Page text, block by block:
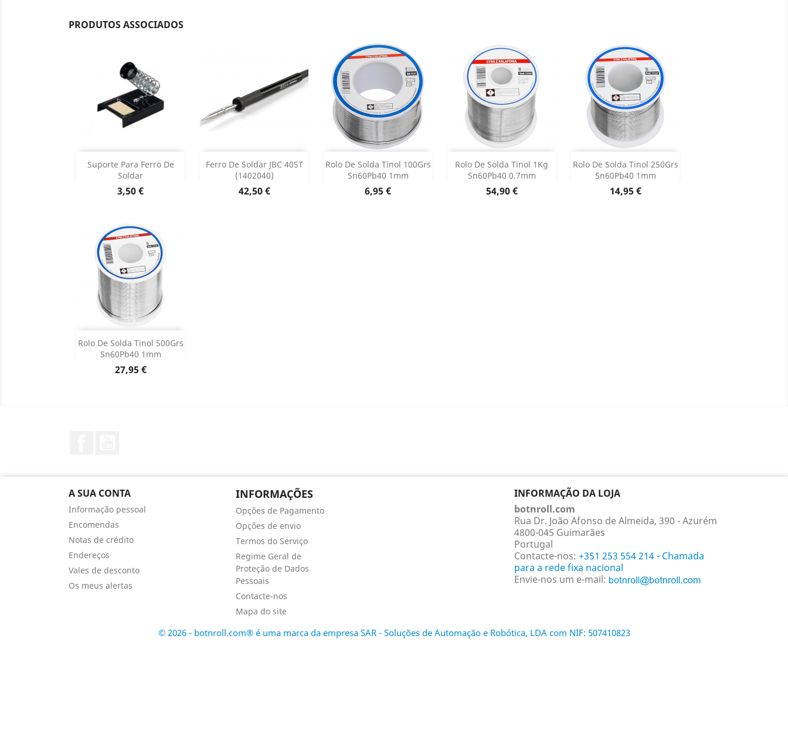
PRODUTOS ASSOCIADOS
Suporte Para Ferro De
Soldar
Preço
3,50 €
Adicionar 
Dados do produto
Ferro De Soldar JBC 40ST
(1402040)
Preço
42,50 €
Adicionar 
Dados do produto
Rolo De Solda Tinol 100Grs
Sn60Pb40 1mm
Preço
6,95 €
Adicionar 
Dados do produto
Rolo De Solda Tinol 1Kg
Sn60Pb40 0.7mm
Preço
54,90 €
Adicionar 
Dados do produto
Rolo De Solda Tinol 250Grs
Sn60Pb40 1mm
Preço
14,95 €
Adicionar 
Dados do produto
Rolo De Solda Tinol 500Grs
Sn60Pb40 1mm
Preço
27,95 €
Adicionar 
Dados do produto
A SUA CONTA
Informação pessoal
Encomendas
Notas de crédito
Endereços
Vales de desconto
Os meus alertas
INFORMAÇÕES
Opções de Pagamento
Opções de envio
Termos do Serviço
Regime Geral de
Proteção de Dados
Pessoais
Contacte-nos
Mapa do site
INFORMAÇÃO DA LOJA
botnroll.com
Rua Dr. João Afonso de Almeida, 390 - Azurém
4800-045 Guimarães
Portugal
Contacte-nos: +351 253 554 214 - Chamada
para a rede fixa nacional
Envie-nos um e-mail:
© 2026 - botnroll.com® é uma marca da empresa SAR - Soluções de Automação e Robótica, LDA com NIF: 507410823